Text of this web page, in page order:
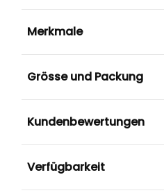
Merkmale
Grösse und Packung
Kundenbewertungen
Verfügbarkeit